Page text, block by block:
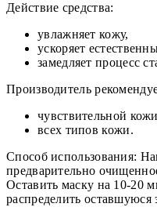
Действие средства:
увлажняет кожу,
ускоряет
замедляет процесс
Производитель
чувствительной
всех типов кожи.
Способ использования:
предварительно
Оставить маску на 10-20
распределить